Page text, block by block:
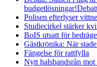
budgetlösningar!
Polisen efterlyser
Studiecirkel stärker
BoIS utsatt för
Gästkrönika: När
Fängelse för rattfylla
Nytt halsbandsrån